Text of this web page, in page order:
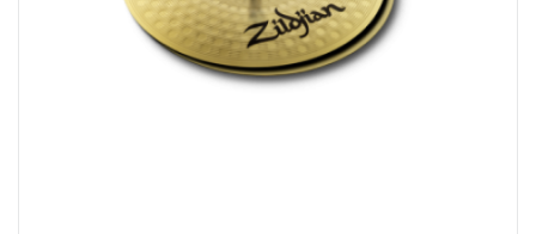
Việt Thương Music - 442 Lũy Bán Bích
442 Lũy Bán Bích, Phường Tân Phú, TPHCM, Quận Tân Phú, Hồ Chí Minh
Việt Thương Music - 12 Quốc Hương
Tầng G, Tòa nhà Thảo Điền Pearl, 12 Quốc Hương, Phường An Khánh,